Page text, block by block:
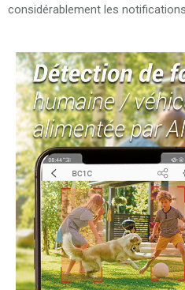
considérablement les